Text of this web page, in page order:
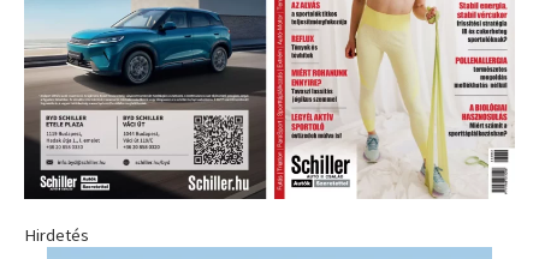
Hirdetés